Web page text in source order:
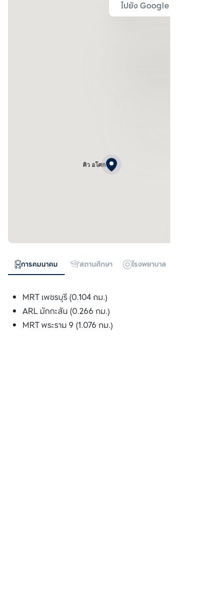
ไปยัง Google Map
คิว อโศก
การคมนาคม สถานศึกษา โรงพยาบาล
MRT เพชรบุรี (0.104 กม.)
ARL มักกะสัน (0.266 กม.)
MRT พระราม 9 (1.076 กม.)